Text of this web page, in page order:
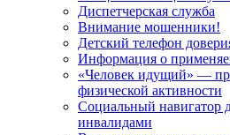
Диспетчерская служба
Внимание мошенники!
Детский телефон
Информация о
«Человек идущий» —
физической активности
Социальный навигатор
инвалидами